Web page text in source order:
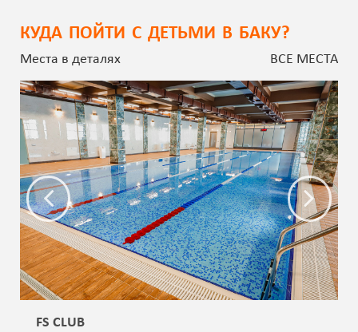
КУДА ПОЙТИ С ДЕТЬМИ В БАКУ?
Места в деталях ВСЕ МЕСТА
FS CLUB